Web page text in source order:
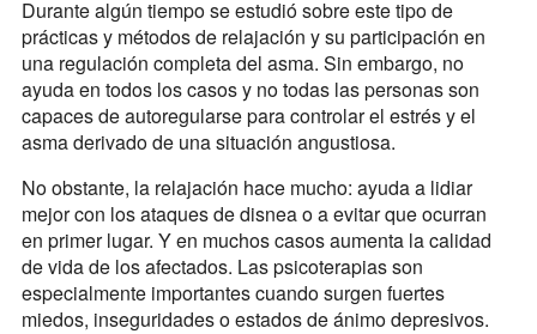
Durante algún tiempo se estudió sobre este tipo de
prácticas y métodos de relajación y su participación en
una regulación completa del asma. Sin embargo, no
ayuda en todos los casos y no todas las personas son
capaces de autoregularse para controlar el estrés y el
asma derivado de una situación angustiosa.
No obstante, la relajación hace mucho: ayuda a lidiar
mejor con los ataques de disnea o a evitar que ocurran
en primer lugar. Y en muchos casos aumenta la calidad
de vida de los afectados. Las psicoterapias son
especialmente importantes cuando surgen fuertes
miedos, inseguridades o estados de ánimo depresivos.